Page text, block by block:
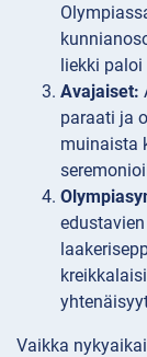
liekki
Avajaiset:
paraati ja
muinaista
Vaikka